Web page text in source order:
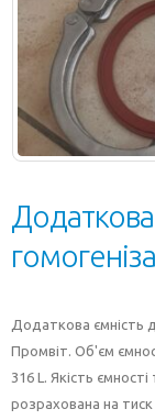
Додаткова ємність
Промвіт. Об'єм
316 L. Якість
розрахована на тиск